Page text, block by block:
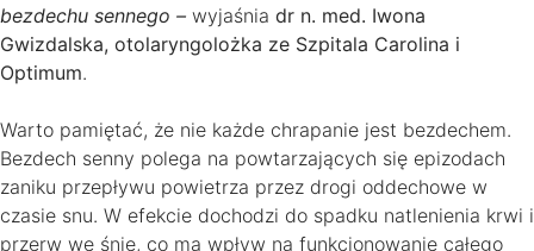
bezdechu sennego – wyjaśnia dr n. med. Iwona
Gwizdalska, otolaryngolożka ze Szpitala Carolina i
Optimum.
Warto pamiętać, że nie każde chrapanie jest bezdechem.
Bezdech senny polega na powtarzających się epizodach
zaniku przepływu powietrza przez drogi oddechowe w
czasie snu. W efekcie dochodzi do spadku natlenienia krwi i
przerw we śnie, co ma wpływ na funkcjonowanie całego